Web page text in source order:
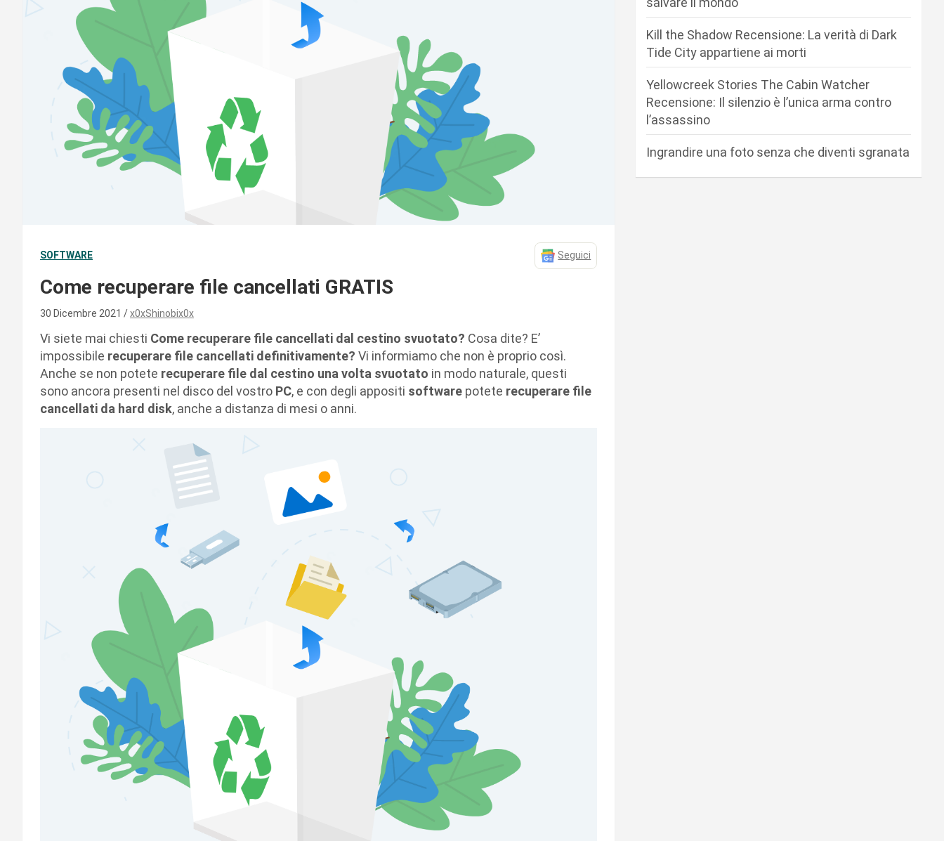
SOFTWARE Seguici
Come recuperare file cancellati GRATIS
30 Dicembre 2021 x0xShinobix0x
Vi siete mai chiesti Come recuperare file cancellati dal cestino svuotato? Cosa dite? E’
impossibile recuperare file cancellati definitivamente? Vi informiamo che non è proprio così.
Anche se non potete recuperare file dal cestino una volta svuotato in modo naturale, questi
sono ancora presenti nel disco del vostro PC, e con degli appositi software potete recuperare file
cancellati da hard disk, anche a distanza di mesi o anni.
Kill the Shadow Recensione: La verità di Dark
Tide City appartiene ai morti
Yellowcreek Stories The Cabin Watcher
Recensione: Il silenzio è l’unica arma contro
l’assassino
Ingrandire una foto senza che diventi sgranata